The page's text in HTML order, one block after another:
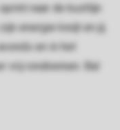
naar de kustlijn
energie kwijt en jij
en in het
vrij rondrennen. Bal